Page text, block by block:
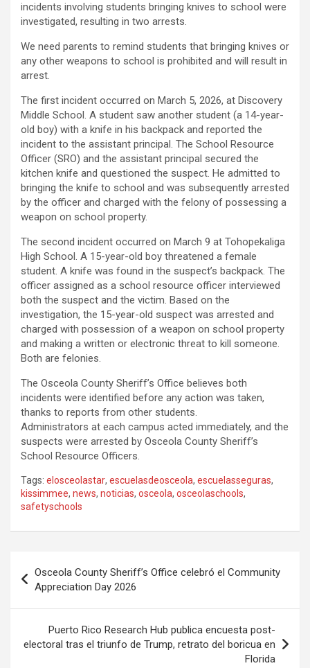
incidents involving students bringing knives to school were
investigated, resulting in two arrests.
We need parents to remind students that bringing knives or
any other weapons to school is prohibited and will result in
arrest.
The first incident occurred on March 5, 2026, at Discovery
Middle School. A student saw another student (a 14-year-
old boy) with a knife in his backpack and reported the
incident to the assistant principal. The School Resource
Officer (SRO) and the assistant principal secured the
kitchen knife and questioned the suspect. He admitted to
bringing the knife to school and was subsequently arrested
by the officer and charged with the felony of possessing a
weapon on school property.
The second incident occurred on March 9 at Tohopekaliga
High School. A 15-year-old boy threatened a female
student. A knife was found in the suspect’s backpack. The
officer assigned as a school resource officer interviewed
both the suspect and the victim. Based on the
investigation, the 15-year-old suspect was arrested and
charged with possession of a weapon on school property
and making a written or electronic threat to kill someone.
Both are felonies.
The Osceola County Sheriff’s Office believes both
incidents were identified before any action was taken,
thanks to reports from other students.
Administrators at each campus acted immediately, and the
suspects were arrested by Osceola County Sheriff’s
School Resource Officers.
Tags: elosceolastar, escuelasdeosceola, escuelasseguras,
kissimmee, news, noticias, osceola, osceolaschools,
safetyschools
s
Osceola County Sheriff’s Office celebró el Community
Appreciation Day 2026
Puerto Rico Research Hub publica encuesta post-
electoral tras el triunfo de Trump, retrato del boricua en
Florida